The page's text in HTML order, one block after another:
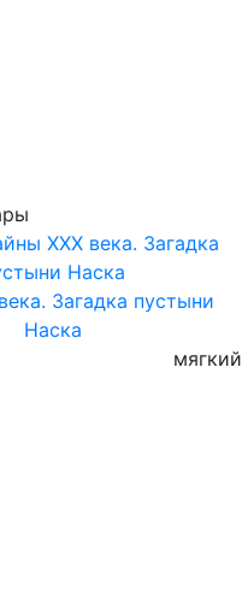
Загадка пустыни
Наска
мягкий